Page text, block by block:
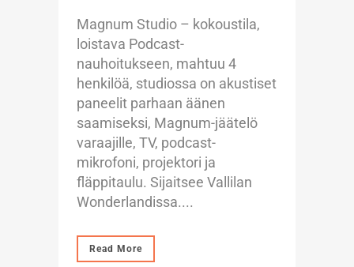
Magnum Studio – kokoustila,
loistava Podcast-
nauhoitukseen, mahtuu 4
henkilöä, studiossa on akustiset
paneelit parhaan äänen
saamiseksi, Magnum-jäätelö
varaajille, TV, podcast-
mikrofoni, projektori ja
fläppitaulu. Sijaitsee Vallilan
Wonderlandissa....
Read More